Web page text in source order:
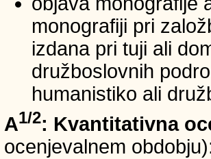
monografiji pri
izdana pri tuji ali
družboslovnih
humanistiko ali
A1/2: Kvantitativna
ocenjevalnem